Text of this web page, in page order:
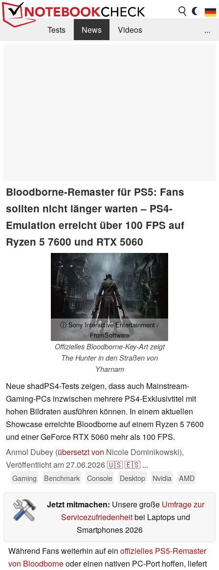
Tests News
Videos
...
Bloodborne-Remaster für PS5: Fans
sollten nicht länger warten – PS4-
Emulation erreicht über 100 FPS auf
Ryzen 5 7600 und RTX 5060
ⓘ Sony Interactive Entertainment /
FromSoftware
Offizielles Bloodborne-Key-Art zeigt
The Hunter in den Straßen von
Yharnam
Neue shadPS4-Tests zeigen, dass auch Mainstream-
Gaming-PCs inzwischen mehrere PS4-Exklusivtitel mit
hohen Bildraten ausführen können. In einem aktuellen
Showcase erreichte Bloodborne auf einem Ryzen 5 7600
und einer GeForce RTX 5060 mehr als 100 FPS.
Anmol Dubey (übersetzt von Nicole Dominikowski),
Veröffentlicht am27.06.2026🇺🇸🇪🇸 ...
Gaming Benchmark Console Desktop Nvidia AMD
Jetzt mitmachen: Unsere große Umfrage zur
Servicezufriedenheitbei Laptops und
Smartphones 2026
Während Fans weiterhin auf ein offizielles PS5-Remaster
von Bloodborneoder einen nativen PC-Port hoffen, liefert